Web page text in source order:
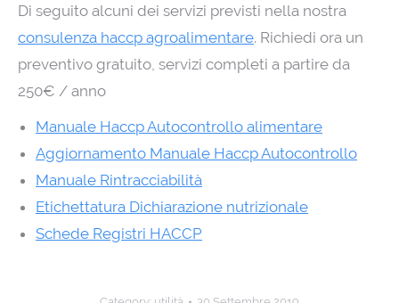
Di seguito alcuni dei servizi previsti nella nostra
consulenza haccp agroalimentare. Richiedi ora un
preventivo gratuito, servizi completi a partire da
250€ / anno
Manuale Haccp Autocontrollo alimentare
Aggiornamento Manuale Haccp Autocontrollo
Manuale Rintracciabilità
Etichettatura Dichiarazione nutrizionale
Schede Registri HACCP